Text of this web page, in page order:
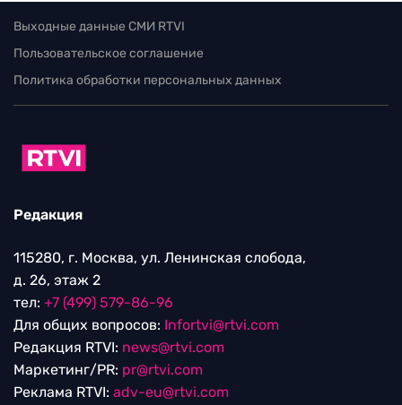
Выходные данные СМИ RTVI
Пользовательское соглашение
Политика обработки персональных данных
Редакция
115280, г. Москва, ул. Ленинская слобода,
д. 26, этаж 2
тел: +7 (499) 579-86-96
Для общих вопросов: Infortvi@rtvi.com
Редакция RTVI: news@rtvi.com
Маркетинг/PR: pr@rtvi.com
Реклама RTVI: adv-eu@rtvi.com